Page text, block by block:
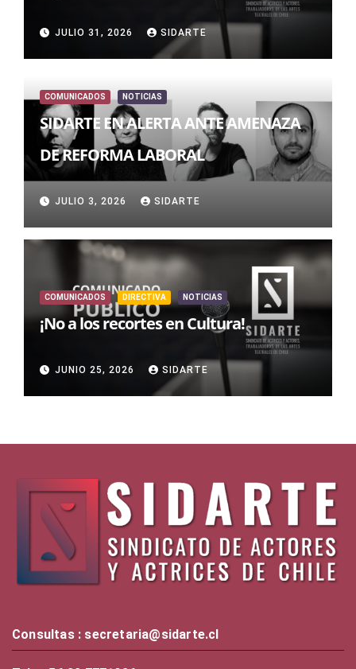
JULIO 31, 2026 SIDARTE
COMUNICADOS NOTICIAS
SIDARTE EN ALERTA ANTE AMENAZA
DE REFORMA LABORAL
JULIO 3, 2026 SIDARTE
COMUNICADOS DIRECTIVA NOTICIAS
¡No a los recortes en Cultura!
JUNIO 25, 2026 SIDARTE
Consultas : secretaria@sidarte.cl